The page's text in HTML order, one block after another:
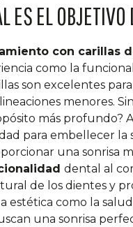
ES EL
con carillas
como la
son excelentes
menores.
más profundo?
para embellecer la
una sonrisa
dental al
de los dientes y
estética como la
una sonrisa